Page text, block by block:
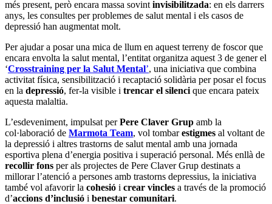
més present, però encara massa sovint invisibilitzada: en els darrers
anys, les consultes per problemes de salut mental i els casos de
depressió han augmentat molt.
Per ajudar a posar una mica de llum en aquest terreny de foscor que
encara envolta la salut mental, l’entitat organitza aquest 3 de gener el
‘Crosstraining per la Salut Mental’, una iniciativa que combina
activitat física, sensibilització i recaptació solidària per posar el focus
en la depressió, fer-la visible i trencar el silenci que encara pateix
aquesta malaltia.
L’esdeveniment, impulsat perPere Claver Grup amb la
col·laboració de Marmota Team, vol tombarestigmes al voltant de
la depressió i altres trastorns de salut mental amb una jornada
esportiva plena d’energia positiva i superació personal. Més enllà de
recollir fons per als projectes de Pere Claver Grup destinats a
millorar l’atenció a persones amb trastorns depressius, la iniciativa
també vol afavorir la cohesió i crear vincles a través de la promoció
d’accions d’inclusió i benestar comunitari.